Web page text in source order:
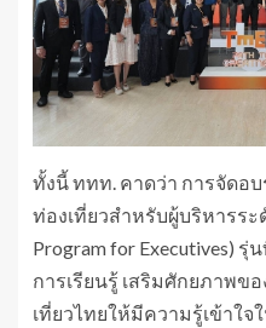
ทั้งนี้ ททท. คาดว่า การจัดอ
ท่องเที่ยวสำหรับผู้บริหารระ
Program for Executives)
การเรียนรู้ เสริมศักยภาพข
เที่ยวไทยให้มีความรู้เข้าใ